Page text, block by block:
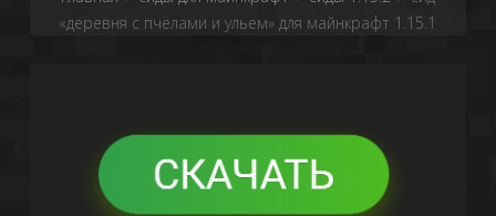
«деревня с пчёлами и ульем» для майнкрафт 1.15.1